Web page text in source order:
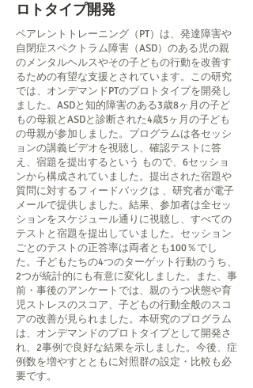
ロトタイプ開発
ペアレントトレーニング（PT）は、発達障害や
自閉症スペクトラム障害（ASD）のある児の親
のメンタルヘルスやその子どもの行動を改善す
るための有望な支援とされています。この研究
では、オンデマンドPTのプロトタイプを開発し
ました。ASDと知的障害のある3歳8ヶ月の子ど
もの母親とASDと診断された4歳5ヶ月の子ども
の母親が参加しました。プログラムは各セッシ
ョンの講義ビデオを視聴し、確認テストに答
え、宿題を提出するという もので、6セッショ
ンから構成されていました。提出された宿題や
質問に対するフィードバックは 、研究者が電子
メールで提供しました。結果、参加者は全セッ
ションをスケジュール通りに視聴し、すべての
テストと宿題を提出していました。セッション
ごとのテストの正答率は両者とも100％でし
た。子どもたちの4つのターゲット行動のうち、
2つが統計的にも有意に変化しました。また、事
前・事後のアンケートでは、親のうつ状態や育
児ストレスのスコア、子どもの行動全般のスコ
アの改善が見られました。本研究のプログラム
は、オンデマンドのプロトタイプとして開発さ
れ、2事例で良好な結果を示しました。今後、症
例数を増やすとともに対照群の設定・比較も必
要です。